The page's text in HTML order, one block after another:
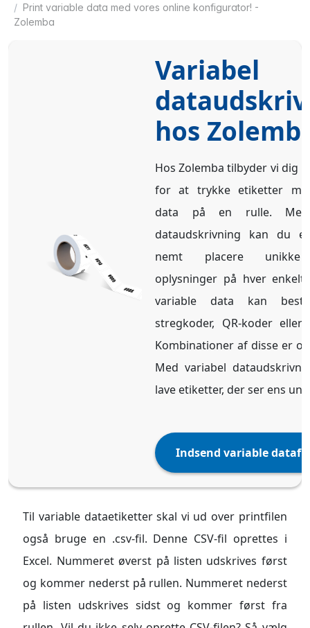
Print variable data med vores online konfigurator! -
Zolemba
Variabel
hos
Hos Zolemba tilbyder vi dig
for at trykke etiketter
data på en rulle. Med
dataudskrivning kan du
nemt placere unikke
oplysninger på hver enkelt
variable data kan
stregkoder, QR-koder eller
Kombinationer af disse er
Med variabel
lave etiketter, der ser ens
Indsend variable
Til variable dataetiketter skal vi ud over printfilen
også bruge en .csv-fil. Denne CSV-fil oprettes i
Excel. Nummeret øverst på listen udskrives først
og kommer nederst på rullen. Nummeret nederst
på listen udskrives sidst og kommer først fra